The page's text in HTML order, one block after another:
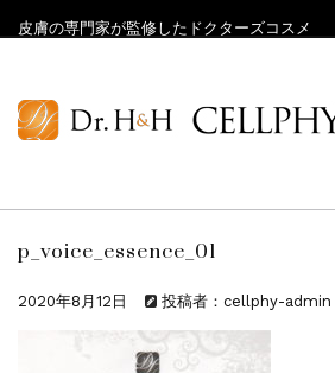
皮膚の専門家が監修したドクターズコスメ
p_voice_essence_01
2020年8月12日 投稿者：cellphy-admin